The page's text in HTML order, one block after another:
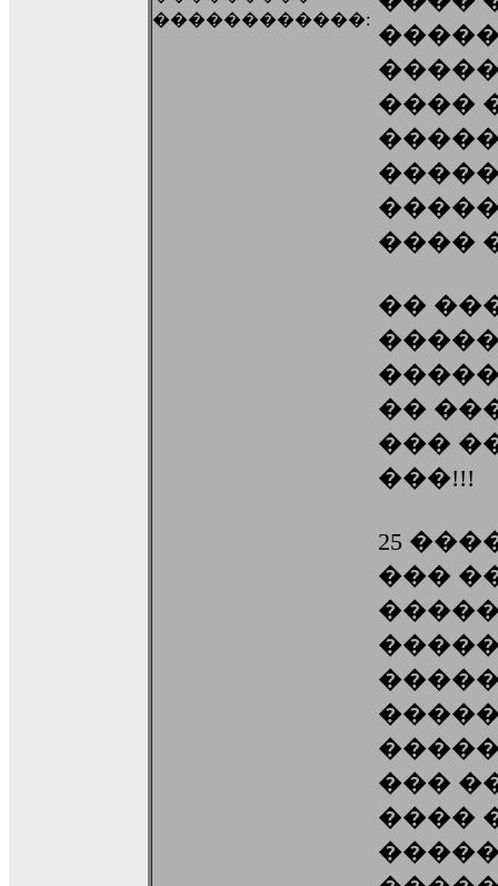
������������:
����
����
��
�����
��
���
���!!!
25
���
���
����